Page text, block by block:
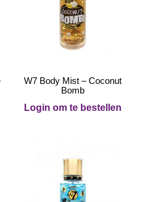
W7 Body Mist – Coconut
Bomb
Login om te bestellen